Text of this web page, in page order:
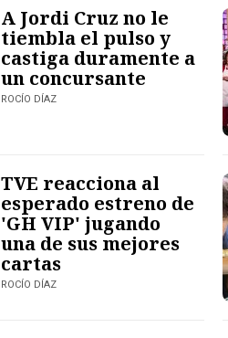
A Jordi Cruz no le
tiembla el pulso y
castiga duramente a
un concursante
ROCÍO DÍAZ
TVE reacciona al
esperado estreno de
'GH VIP' jugando
una de sus mejores
cartas
ROCÍO DÍAZ